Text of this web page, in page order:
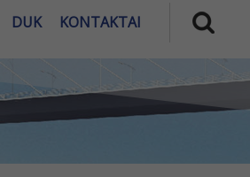
DUK KONTAKTAI